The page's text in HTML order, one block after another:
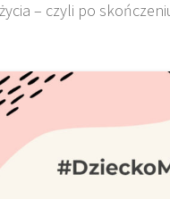
– czyli po